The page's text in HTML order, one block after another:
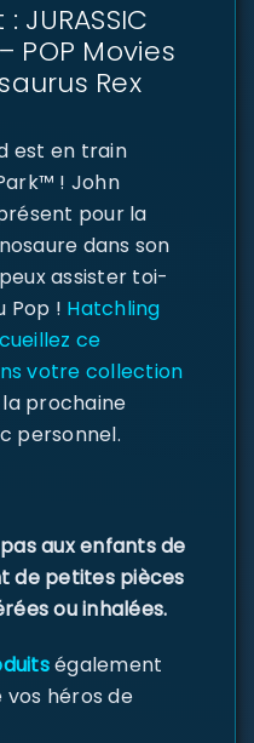
POP Movies
Rex
est en train
! John
pour la
dans son
assister toi-
Pop ! Hatchling
ce
votre collection
prochaine
personnel.
aux enfants de
de petites pièces
ou inhalées.
également
vos héros de